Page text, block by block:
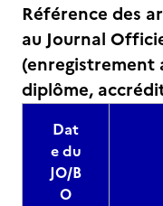
Référence des
au Journal
(enregistrement
diplôme,
Dat
e du
JO/B
O